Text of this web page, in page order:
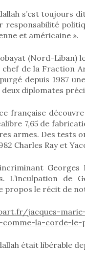
s’est toujours
responsabilité
et américaine ».
(Nord-
de la Fraction
depuis 1987
deux diplomates
française
7,65 de
armes. Des tests
Charles Ray et
L’inculpation de
propos le récit de
jacques-
la-corde-le-
était libérable